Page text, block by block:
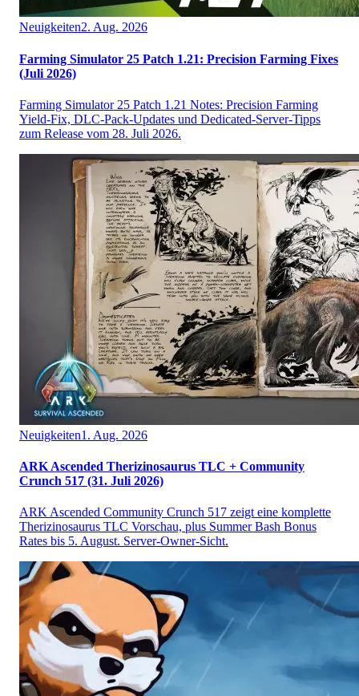
Neuigkeiten2. Aug. 2026
Farming Simulator 25 Patch 1.21: Precision Farming Fixes
(Juli 2026)
Farming Simulator 25 Patch 1.21 Notes: Precision Farming
Yield-Fix, DLC-Pack-Updates und Dedicated-Server-Tipps
zum Release vom 28. Juli 2026.
Neuigkeiten1. Aug. 2026
ARK Ascended Therizinosaurus TLC + Community
Crunch 517 (31. Juli 2026)
ARK Ascended Community Crunch 517 zeigt eine komplette
Therizinosaurus TLC Vorschau, plus Summer Bash Bonus
Rates bis 5. August. Server-Owner-Sicht.